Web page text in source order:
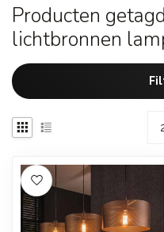
Producten
lichtbronnen